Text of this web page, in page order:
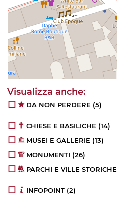
DA NON PERDERE (5)
CHIESE E BASILICHE (14)
MUSEI E GALLERIE (13)
MONUMENTI (26)
PARCHI E VILLE STORICHE
INFOPOINT (2)